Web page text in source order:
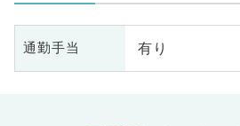
器外
、美容
通勤手当 有り